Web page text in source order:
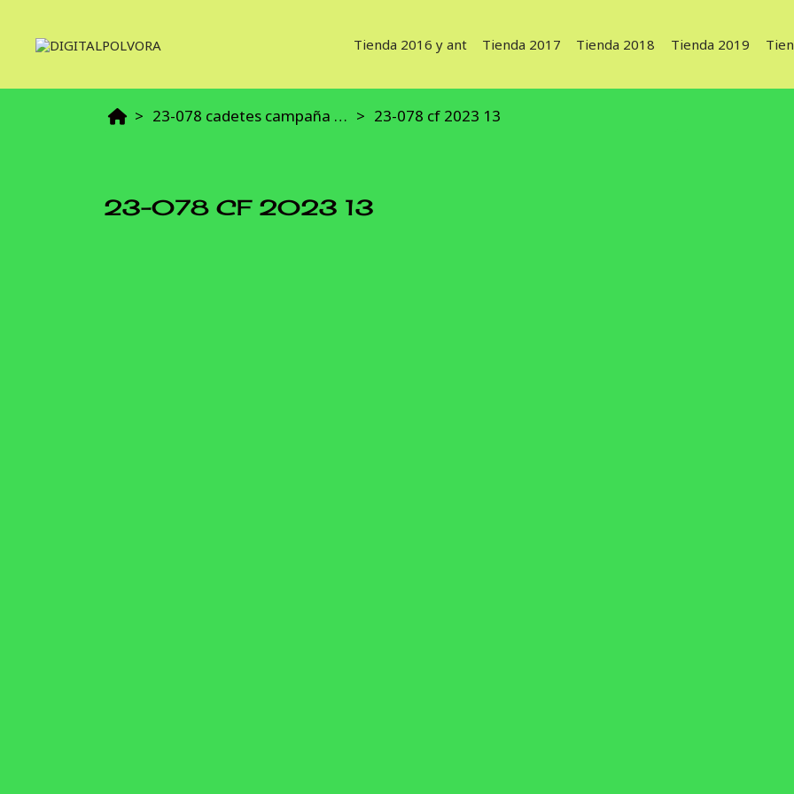
Tienda 2016 y ant Tienda 2017 Tienda 2018 Tienda 2019
23-078 cadetes campaña final 2023 23-078 cf 2023 13
23-078 CF 2023 13